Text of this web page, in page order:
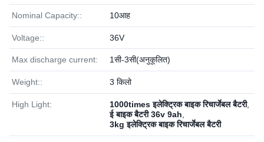
Nominal Capacity:: 10आह
Voltage:: 36V
Max discharge current: 1सी-3सी(अनुकूलित)
Weight:: 3 किलो
High Light: 1000times इलेक्ट्रिक बाइक रिचार्जेबल बैटरी,
ई बाइक बैटरी 36v 9ah
3kg इलेक्ट्रिक बाइक रिचार्जेबल बैटरी